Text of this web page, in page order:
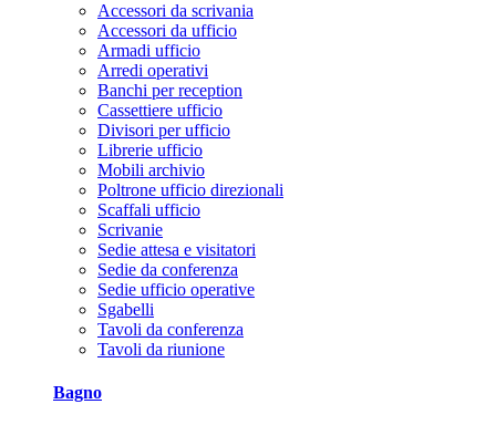
Accessori da scrivania
Accessori da ufficio
Armadi ufficio
Arredi operativi
Banchi per reception
Cassettiere ufficio
Divisori per ufficio
Librerie ufficio
Mobili archivio
Poltrone ufficio direzionali
Scaffali ufficio
Scrivanie
Sedie attesa e visitatori
Sedie da conferenza
Sedie ufficio operative
Sgabelli
Tavoli da conferenza
Tavoli da riunione
Bagno